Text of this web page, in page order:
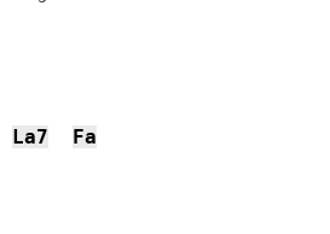
La7
Fa